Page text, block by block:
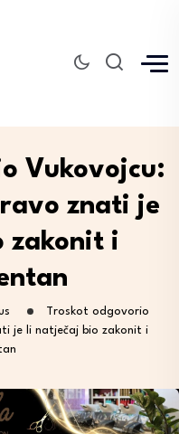
Vukovojcu:
znati je
zakonit i
Troskot odgovorio
je li natječaj bio zakonit i